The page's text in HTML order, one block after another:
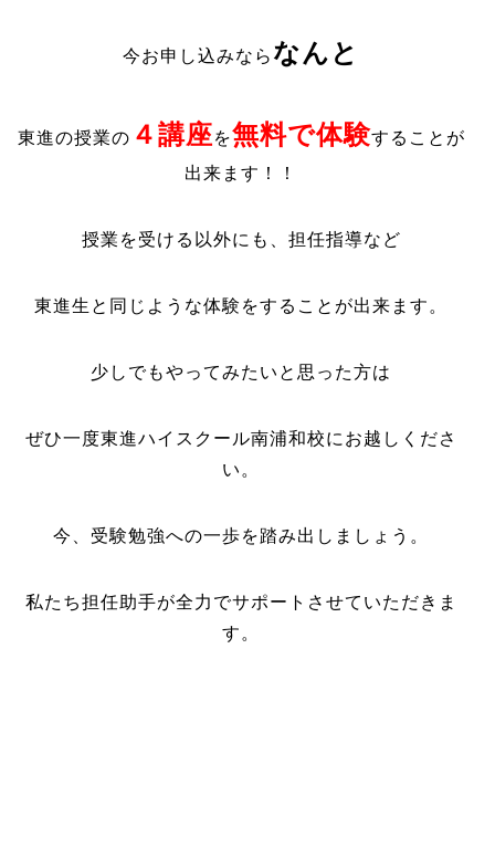
今お申し込みなら なんと
東進の授業の ４講座を無料で体験することが
出来ます！！
授業を受ける以外にも、担任指導など
東進生と同じような体験をすることが出来ます。
少しでもやってみたいと思った方は
ぜひ一度東進ハイスクール南浦和校にお越しくださ
い。
今、受験勉強への一歩を踏み出しましょう。
私たち担任助手が全力でサポートさせていただきま
す。